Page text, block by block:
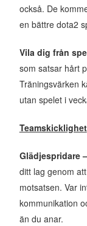
också. De
en bättre dota2
Vila dig från
som satsar hårt
Träningsvärken
utan spelet i
Teamskicklighet
Glädjespridare –
ditt lag genom
motsatsen. Var
kommunikation
än du anar.